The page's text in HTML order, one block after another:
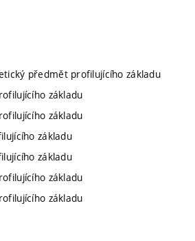
předmět profilujícího základu
základu
základu
základu
základu
základu
základu